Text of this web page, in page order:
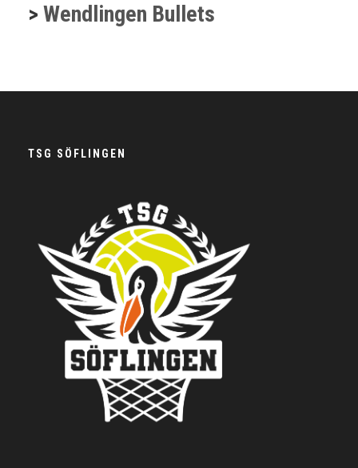
> Wendlingen Bullets
TSG SÖFLINGEN